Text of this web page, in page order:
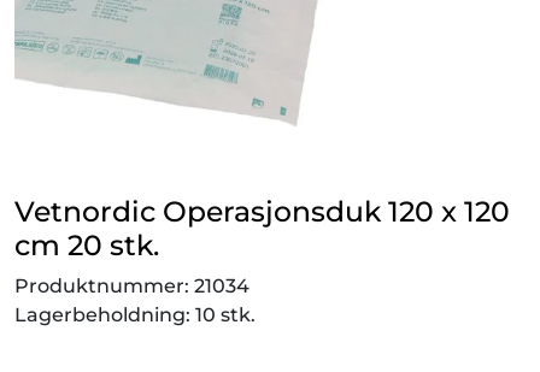
Vetnordic Operasjonsduk 120 x 120
cm 20 stk.
Produktnummer: 21034
Lagerbeholdning: 10 stk.
Smådyr
Videresalgsprodukter
Vetnordic
Gammalt nytt